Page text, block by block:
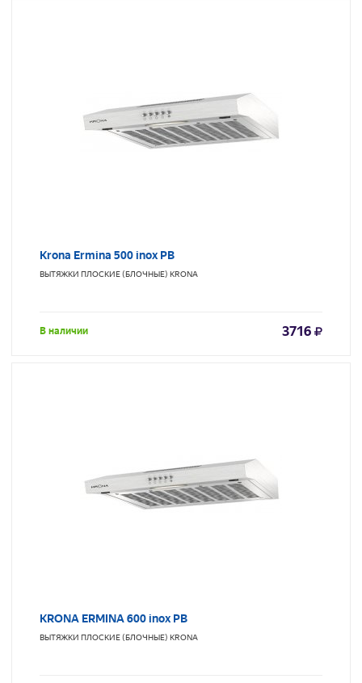
Krona Ermina 500 inox PB
ВЫТЯЖКИ ПЛОСКИЕ (БЛОЧНЫЕ) KRONA
В наличии 3716
KRONA ERMINA 600 inox PB
ВЫТЯЖКИ ПЛОСКИЕ (БЛОЧНЫЕ) KRONA